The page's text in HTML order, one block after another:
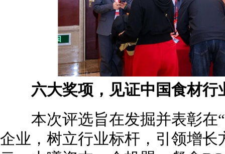
六大奖项，见证中国食材行
本次评选旨在发掘并表彰在“
企业，树立行业标杆，引领增